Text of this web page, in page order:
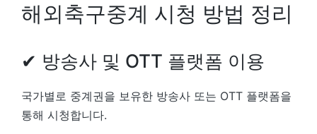
해외축구중계 시청 방법 정리
✔ 방송사 및 OTT 플랫폼 이용
국가별로 중계권을 보유한 방송사 또는 OTT 플랫폼을
통해 시청합니다.